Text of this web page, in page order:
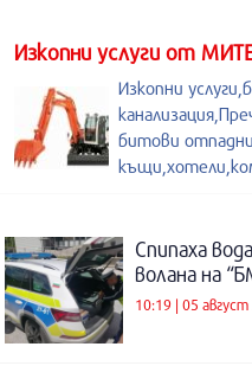
Изкопни услуги от
Изкопни
битови
Спипаха
волана на
10:19 | 05